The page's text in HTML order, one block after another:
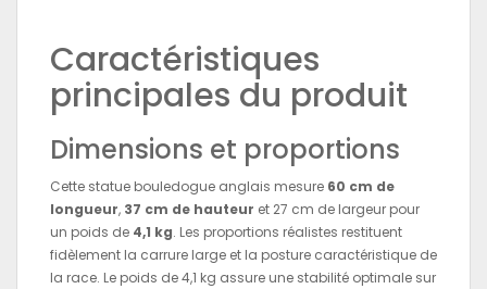
Caractéristiques
principales du produit
Dimensions et proportions
Cette statue bouledogue anglais mesure 60 cm de
longueur, 37 cm de hauteur et 27 cm de largeur pour
un poids de 4,1 kg. Les proportions réalistes restituent
fidèlement la carrure large et la posture caractéristique de
la race. Le poids de 4,1 kg assure une stabilité optimale sur